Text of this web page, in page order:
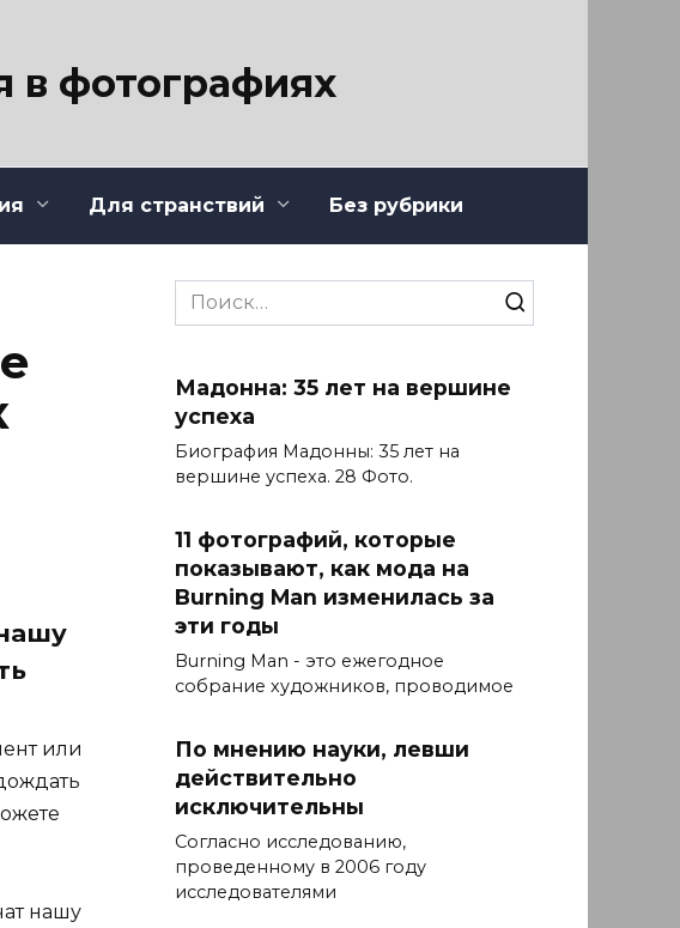
в фотографиях
Для странствий Без рубрики
или
нашу
Search
for:
Мадонна: 35 лет на вершине
успеха
Биография Мадонны: 35 лет на
вершине успеха. 28 Фото.
11 фотографий, которые
показывают, как мода на
Burning Man изменилась за
эти годы
Burning Man - это ежегодное
собрание художников, проводимое
По мнению науки, левши
действительно
исключительны
Согласно исследованию,
проведенному в 2006 году
исследователями